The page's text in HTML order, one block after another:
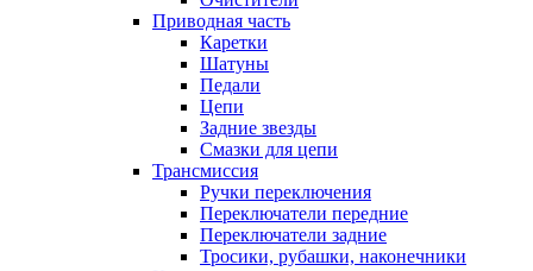
Приводная часть
Каретки
Шатуны
Педали
Цепи
Задние звезды
Смазки для цепи
Трансмиссия
Ручки переключения
Переключатели передние
Переключатели задние
Тросики, рубашки, наконечники